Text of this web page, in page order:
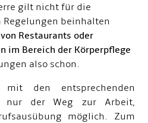
gilt nicht für die
Regelungen beinhalten
Restaurants oder
im Bereich der Körperpflege
also schon.
den entsprechenden
nur der Weg zur Arbeit,
möglich. Zum